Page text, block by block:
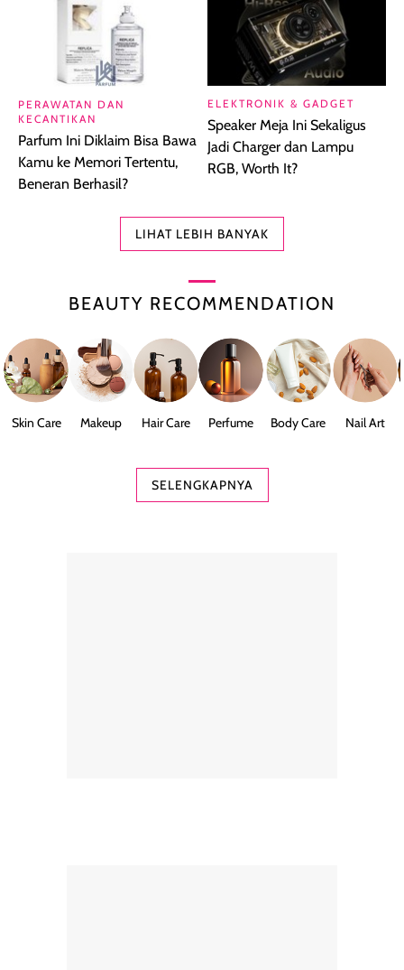
PERAWATAN DAN
KECANTIKAN
Parfum Ini Diklaim Bisa Bawa
Kamu ke Memori Tertentu,
Beneran Berhasil?
ELEKTRONIK & GADGET
Speaker Meja Ini Sekaligus
Jadi Charger dan Lampu
RGB, Worth It?
LIHAT LEBIH BANYAK
BEAUTY RECOMMENDATION
Skin Care Makeup Hair Care Perfume Body Care Nail Art
SELENGKAPNYA